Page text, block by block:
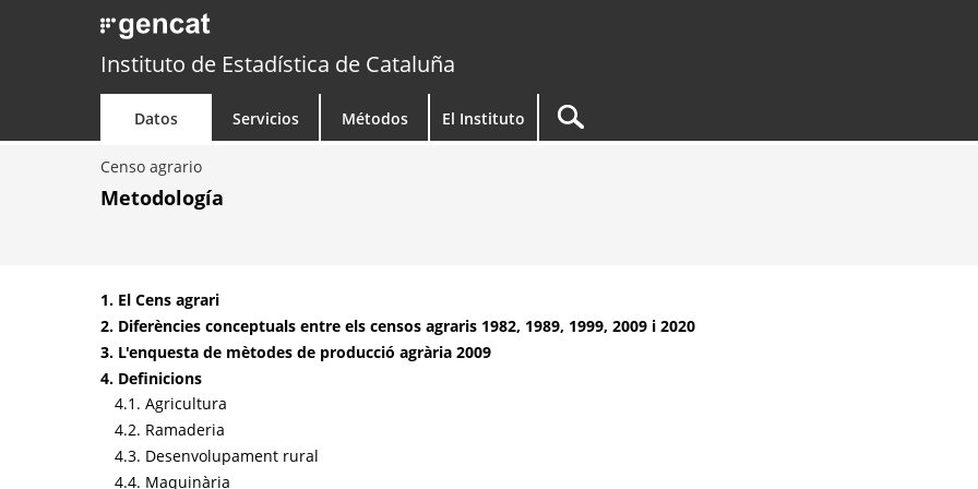
Instituto de Estadística de Cataluña
Datos Servicios Métodos El Instituto
Censo agrario
Metodología
1. El Cens agrari
2. Diferències conceptuals entre els censos agraris 1982, 1989, 1999, 2009 i 2020
3. L'enquesta de mètodes de producció agrària 2009
4. Definicions
4.1. Agricultura
4.2. Ramaderia
4.3. Desenvolupament rural
4.4. Maquinària